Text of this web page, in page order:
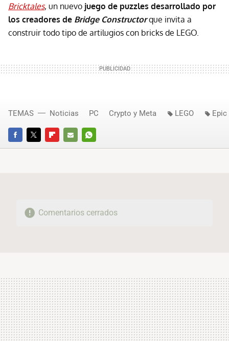
Bricktales, un nuevo juego de puzzles desarrollado por
los creadores de Bridge Constructorque invita a
construir todo tipo de artilugios con bricks de LEGO.
FACEBOOKTWITTERFLIPBOARD
E-
WHATSAPP
TEMAS Noticias PC Crypto y Meta LEGO Epic
Comentarios cerrados